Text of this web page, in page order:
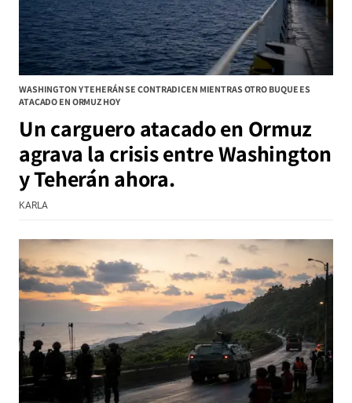
WASHINGTON Y TEHERÁN SE CONTRADICEN MIENTRAS OTRO BUQUE ES
ATACADO EN ORMUZ HOY
Un carguero atacado en Ormuz
agrava la crisis entre Washington
y Teherán ahora.
KARLA